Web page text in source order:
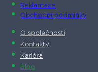
Reklamace
Obchodní podmínky
O společnosti​
Kontakty
Kariéra
Blog